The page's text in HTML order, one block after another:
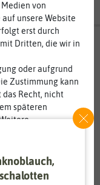
von
unsere Website
erst durch
Dritten, die wir in
oder aufgrund
Zustimmung kann
Recht, nicht
späteren